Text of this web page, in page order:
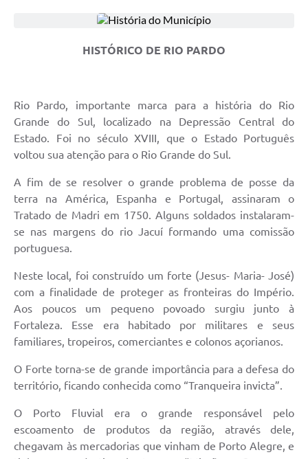
Serviços ao Cidadão
Arquivos para Download
Projetos
Contas Públicas
Legislação
Serviços Online
Telefones Úteis
Transparência
HISTÓRICO DE RIO PARDO
Rio Pardo, importante marca para a história do Rio
Grande do Sul, localizado na Depressão Central do
Estado. Foi no século XVIII, que o Estado Português
voltou sua atenção para o Rio Grande do Sul.
A fim de se resolver o grande problema de posse da
terra na América, Espanha e Portugal, assinaram o
Tratado de Madri em 1750. Alguns soldados instalaram-
se nas margens do rio Jacuí formando uma comissão
portuguesa.
Neste local, foi construído um forte (Jesus- Maria- José)
com a finalidade de proteger as fronteiras do Império.
Aos poucos um pequeno povoado surgiu junto à
Fortaleza. Esse era habitado por militares e seus
familiares, tropeiros, comerciantes e colonos açorianos.
O Forte torna-se de grande importância para a defesa do
território, ficando conhecida como “Tranqueira invicta”.
O Porto Fluvial era o grande responsável pelo
escoamento de produtos da região, através dele,
chegavam às mercadorias que vinham de Porto Alegre, e